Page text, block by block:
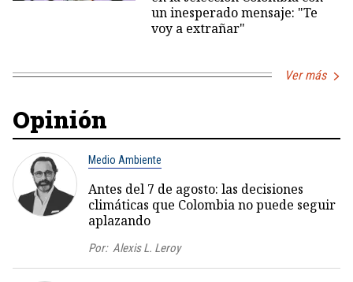
un inesperado mensaje: "Te
voy a extrañar"
Ver más
Opinión
Medio Ambiente
Antes del 7 de agosto: las decisiones
climáticas que Colombia no puede seguir
aplazando
Por: Alexis L. Leroy